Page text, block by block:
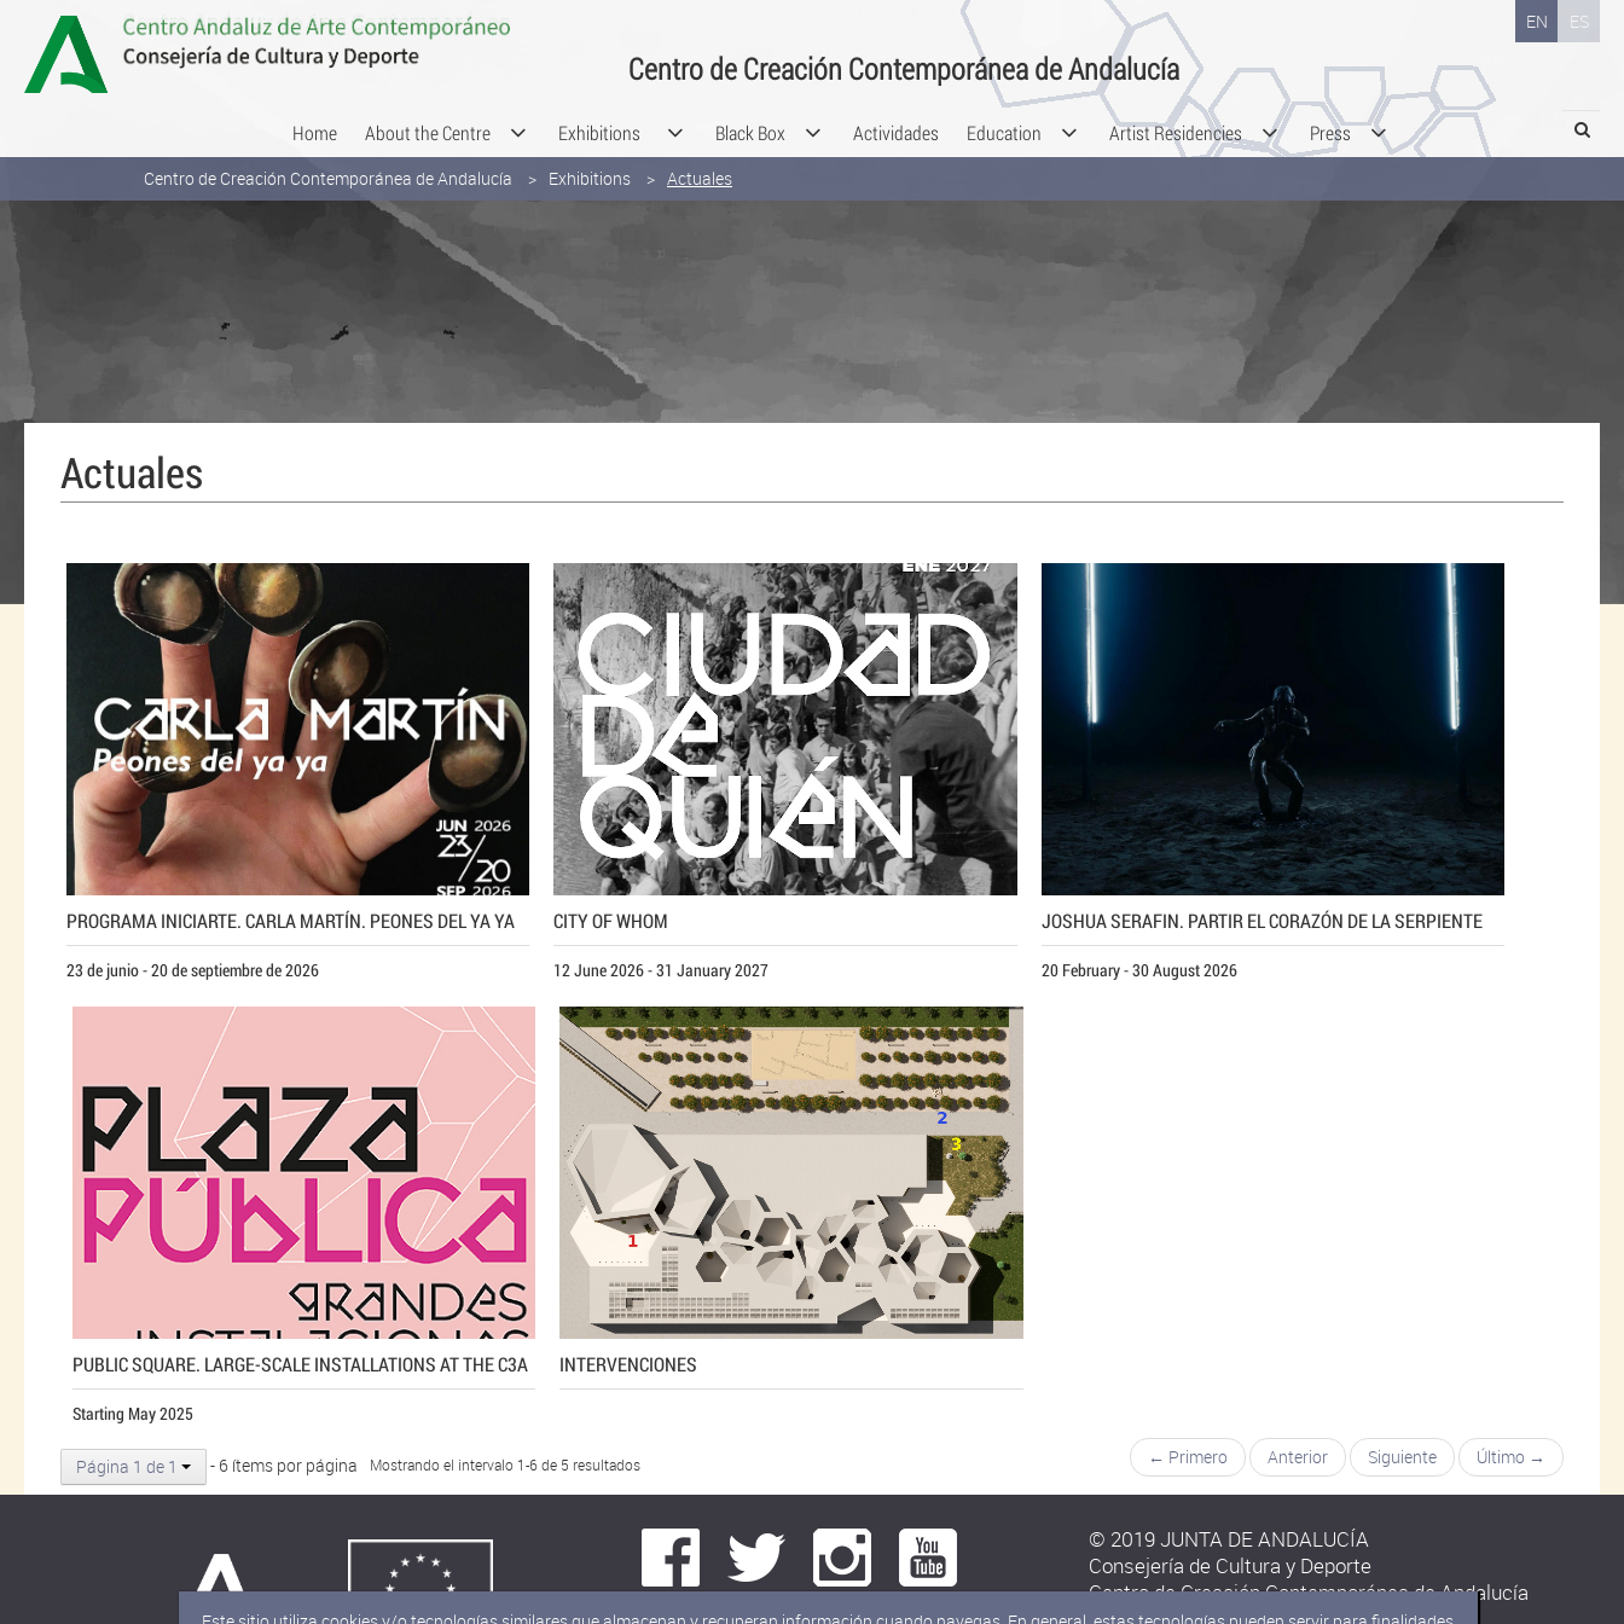
Skip to Content ES
EN
Centro de Creación Contemporánea de Andalucía
Home About the Centre Exhibitions Black Box Actividades Education Artist Residencies Press Search
Centro de Creación Contemporánea de Andalucía Exhibitions Actuales
Actuales
PROGRAMA INICIARTE. CARLA MARTÍN. PEONES DEL YA YA
23 de junio - 20 de septiembre de 2026
CITY OF WHOM
12 June 2026 - 31 January 2027
JOSHUA SERAFIN. PARTIR EL CORAZÓN DE LA SERPIENTE
20 February - 30 August 2026
PUBLIC SQUARE. LARGE-SCALE INSTALLATIONS AT THE C3A
Starting May 2025
INTERVENCIONES
Página 1 de 1 - 6 ítems por página Mostrando el intervalo 1-6 de 5 resultados ← Primero Anterior Siguiente Último →
© 2019 JUNTA DE ANDALUCÍA
Consejería de Cultura y Deporte
Centro de Creación Contemporánea de Andalucía